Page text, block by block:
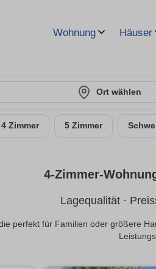
Wohnung Häuser
Ort wählen
4 Zimmer 5 Zimmer
4-Zimmer-
Lagequalität ·
perfekt für Familien oder größere